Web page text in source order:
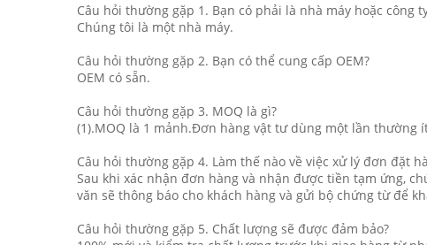
Câu hỏi thường gặp 1. Bạn có phải là nhà máy hoặc công
Chúng tôi là một nhà máy.
Câu hỏi thường gặp 2. Bạn có thể cung cấp OEM?
OEM có sẵn.
Câu hỏi thường gặp 3. MOQ là gì?
(1).MOQ là 1 mảnh.Đơn hàng vật tư dùng một lần thường
Câu hỏi thường gặp 4. Làm thế nào về việc xử lý đơn đặt
Sau khi xác nhận đơn hàng và nhận được tiền tạm ứng,
văn sẽ thông báo cho khách hàng và gửi bộ chứng từ để
Câu hỏi thường gặp 5. Chất lượng sẽ được đảm bảo?